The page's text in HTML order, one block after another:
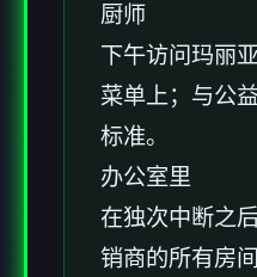
厨师
下午访问玛丽
菜单上；与公
标准。
办公室里
在独次中断之
销商的所有房